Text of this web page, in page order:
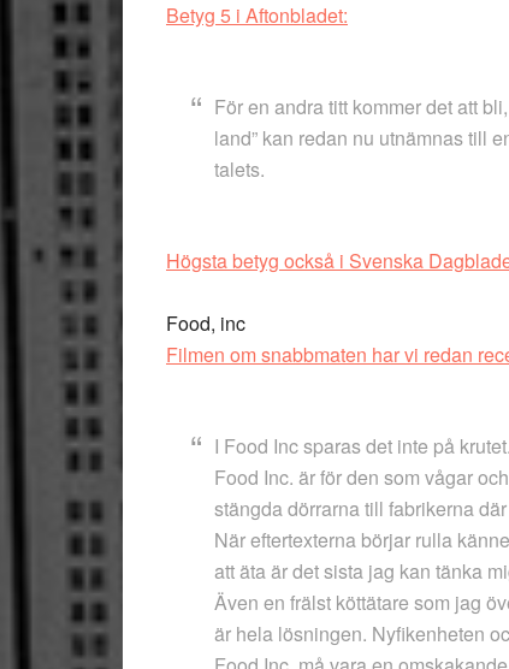
Betyg 5 i Aftonbladet:
För en andra titt kommer det att
land” kan redan nu utnämnas till
talets.
Högsta betyg också i Svenska
Food, inc
Filmen om snabbmaten har vi redan
I Food Inc sparas det inte på
Food Inc. är för den som vågar
stängda dörrarna till fabrikerna
När eftertexterna börjar rulla
att äta är det sista jag kan tänka
Även en frälst köttätare som jag
är hela lösningen. Nyfikenheten